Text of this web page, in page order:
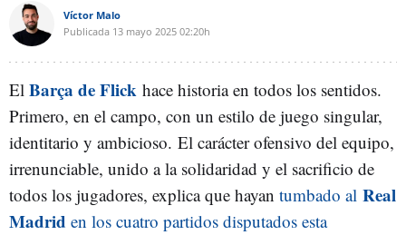
Víctor Malo
Publicada 13 mayo 2025 02:20h
El Barça de Flick hace historia en todos los sentidos.
Primero, en el campo, con un estilo de juego singular,
identitario y ambicioso. El carácter ofensivo del equipo,
irrenunciable, unido a la solidaridad y el sacrificio de
todos los jugadores, explica que hayan tumbado al Real
Madrid en los cuatro partidos disputados esta